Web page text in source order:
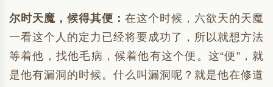
尔时天魔，候得其便： 在这个时候，六欲天的天魔
一看这个人的定力已经将要成功了，所以就想方法
等着他，找他毛病，候着他有这个便。这“便”，就
是他有漏洞的时候。什么叫漏洞呢？就是他在修道